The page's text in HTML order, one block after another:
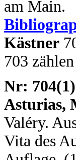
am Main.
Kästner
703
Nr:
Asturias,
Valéry.
Vita des